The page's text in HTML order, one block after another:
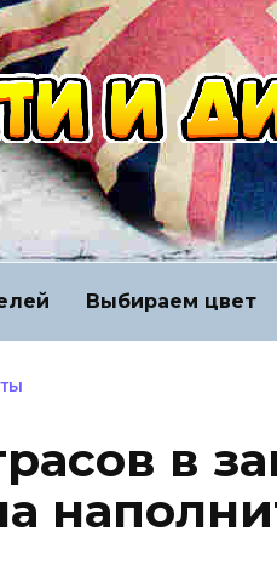
Выбираем цвет
в